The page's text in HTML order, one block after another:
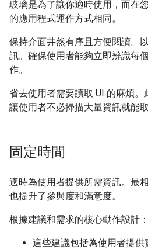
玻璃是為了讓你適時使用，而在
的應用程式運作方式相同。
保持介面井然有序且方便閱讀。
訊。確保使用者能夠立即辨識每
作。
省去使用者需要讀取 UI 的麻煩。
讓使用者不必掃描大量資訊就能
固定時間
適時為使用者提供所需資訊。最
也提升了參與度和滿意度。
根據建議和需求的核心動作設計：
這些建議包括為使用者提供